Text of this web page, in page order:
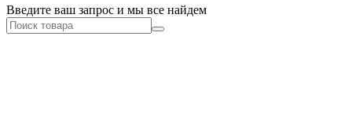
Введите ваш запрос и мы все найдем